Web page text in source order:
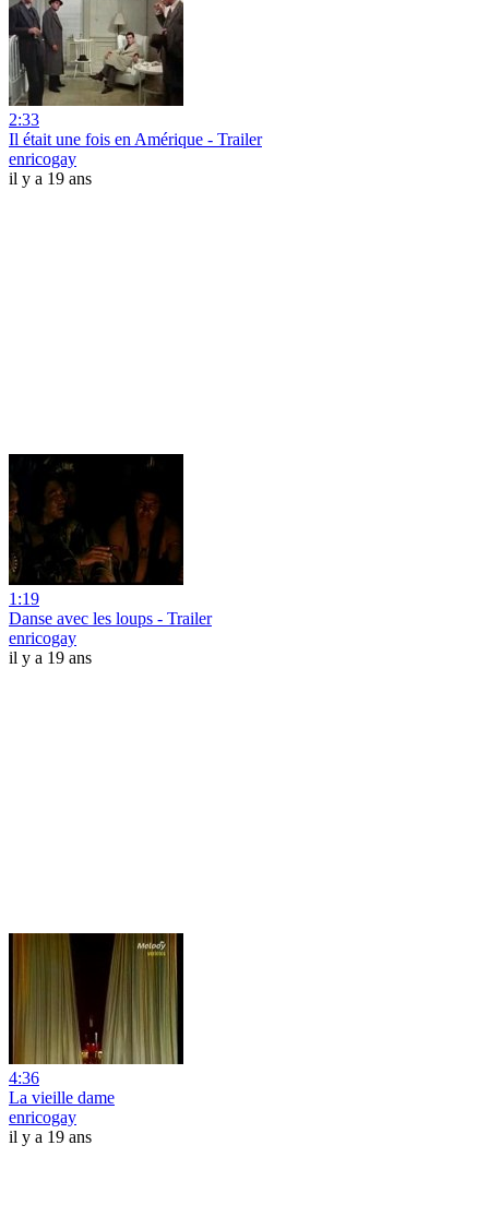
2:33
Il était une fois en Amérique - Trailer
enricogay
il y a 19 ans
1:19
Danse avec les loups - Trailer
enricogay
il y a 19 ans
4:36
La vieille dame
enricogay
il y a 19 ans